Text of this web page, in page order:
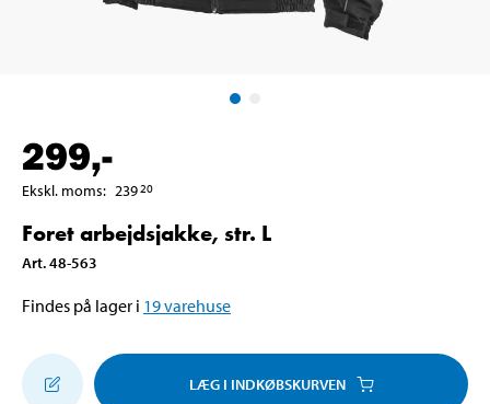
299,-
Ekskl. moms: 23920
Foret arbejdsjakke, str. L
Art.48-563
Findes på lager i 19varehuse
LÆG I INDKØBSKURVEN